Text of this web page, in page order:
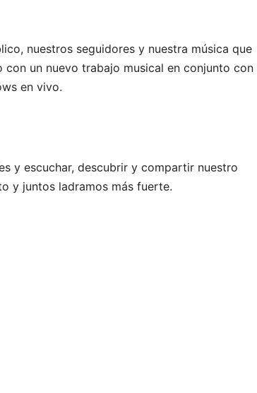
nuestros seguidores y nuestra música que
un nuevo trabajo musical en conjunto con
en vivo.
y escuchar, descubrir y compartir nuestro
y juntos ladramos más fuerte.